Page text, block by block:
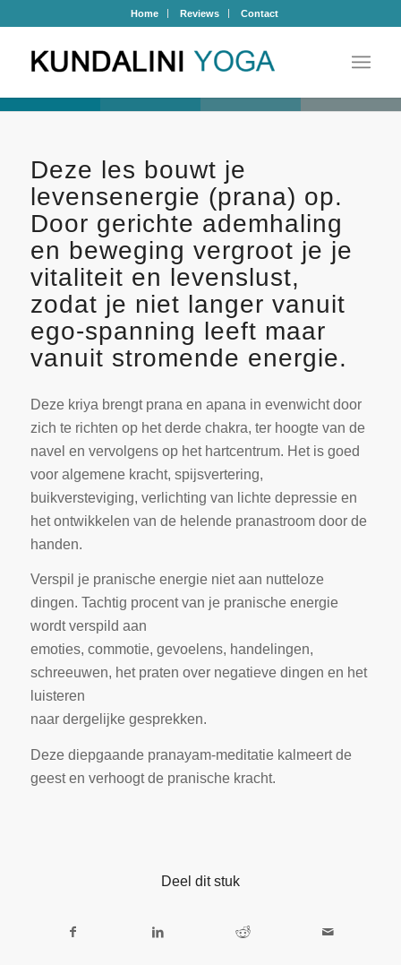
Home Reviews Contact
Deze les bouwt je
levensenergie (prana) op.
Door gerichte ademhaling
en beweging vergroot je je
vitaliteit en levenslust,
zodat je niet langer vanuit
ego-spanning leeft maar
vanuit stromende energie.
Deze kriya brengt prana en apana in evenwicht door
zich te richten op het derde chakra, ter hoogte van de
navel en vervolgens op het hartcentrum. Het is goed
voor algemene kracht, spijsvertering,
buikversteviging, verlichting van lichte depressie en
het ontwikkelen van de helende pranastroom door de
handen.
Verspil je pranische energie niet aan nutteloze
dingen. Tachtig procent van je pranische energie
wordt verspild aan
emoties, commotie, gevoelens, handelingen,
schreeuwen, het praten over negatieve dingen en het
luisteren
naar dergelijke gesprekken.
Deze diepgaande pranayam-meditatie kalmeert de
geest en verhoogt de pranische kracht.
Deel dit stuk